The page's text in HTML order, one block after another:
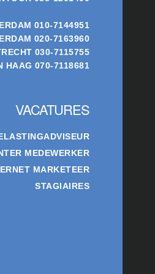
010-7144951
020-7163960
030-7115755
HAAG 070-7118681
VACATURES
MEDEWERKER
MARKETEER
STAGIAIRES